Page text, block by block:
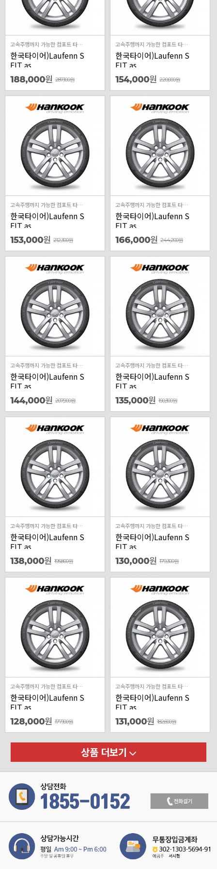
고속주행까지 가능한 컴포트 타이어
한국타이어)Laufenn S
FIT as
188,000원 287,100원
고속주행까지 가능한 컴포트 타이어
한국타이어)Laufenn S
FIT as
154,000원 220,000원
고속주행까지 가능한 컴포트 타이어
한국타이어)Laufenn S
FIT as
153,000원 212,300원
고속주행까지 가능한 컴포트 타이어
한국타이어)Laufenn S
FIT as
166,000원 244,200원
고속주행까지 가능한 컴포트 타이어
한국타이어)Laufenn S
FIT as
144,000원 207,900원
고속주행까지 가능한 컴포트 타이어
한국타이어)Laufenn S
FIT as
135,000원 190,300원
고속주행까지 가능한 컴포트 타이어
한국타이어)Laufenn S
FIT as
138,000원 195,800원
고속주행까지 가능한 컴포트 타이어
한국타이어)Laufenn S
FIT as
130,000원 179,300원
고속주행까지 가능한 컴포트 타이어
한국타이어)Laufenn S
FIT as
128,000원 177,100원
고속주행까지 가능한 컴포트 타이어
한국타이어)Laufenn S
FIT as
131,000원 182,600원
상품 더보기